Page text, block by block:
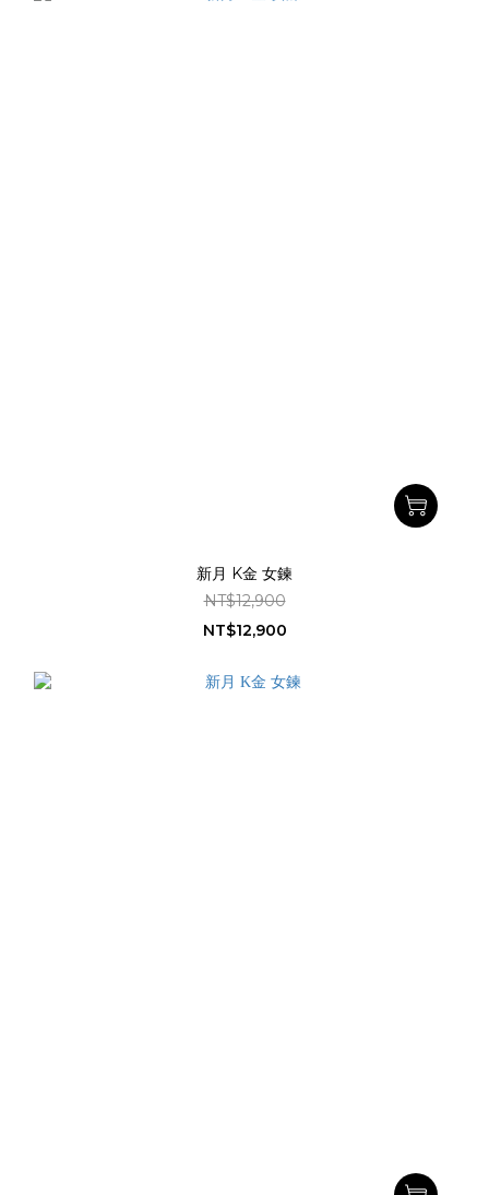
新月 K金 女鍊
NT$12,900
NT$12,900